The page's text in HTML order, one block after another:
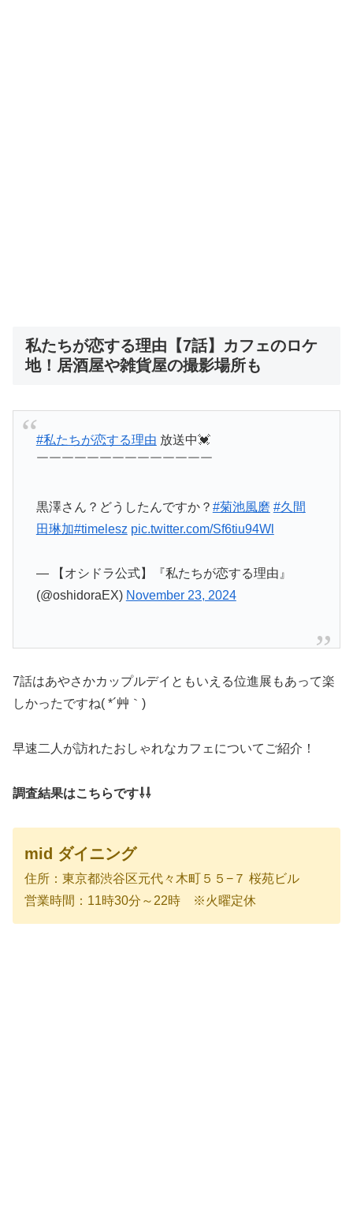
私たちが恋する理由【7話】カフェのロケ
地！居酒屋や雑貨屋の撮影場所も
#私たちが恋する理由 放送中💓
￣￣￣￣￣￣￣￣￣￣￣￣￣￣
黒澤さん？どうしたんですか？ #菊池風磨 #久間
田琳加#timelesz pic.twitter.com/Sf6tiu94Wl
— 【オシドラ公式】『私たちが恋する理由』
(@oshidoraEX) November 23, 2024
7話はあやさかカップルデイともいえる位進展もあって楽
しかったですね( *´艸｀)
早速二人が訪れたおしゃれなカフェについてご紹介！
調査結果はこちらです⇩⇩
mid ダイニング
住所：東京都渋谷区元代々木町５５−７ 桜苑ビル
営業時間：11時30分～22時 ※火曜定休